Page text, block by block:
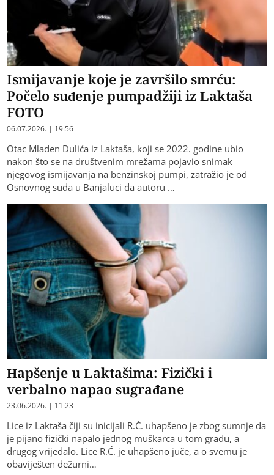
Ismijavanje koje je završilo smrću:
Počelo suđenje pumpadžiji iz Laktaša
FOTO
06.07.2026. | 19:56
Otac Mladen Dulića iz Laktaša, koji se 2022. godine ubio
nakon što se na društvenim mrežama pojavio snimak
njegovog ismijavanja na benzinskoj pumpi, zatražio je od
Osnovnog suda u Banjaluci da autoru …
Hapšenje u Laktašima: Fizički i
verbalno napao sugrađane
23.06.2026. | 11:23
Lice iz Laktaša čiji su inicijali R.Ć. uhapšeno je zbog sumnje da
je pijano fizički napalo jednog muškarca u tom gradu, a
drugog vrijeđalo. Lice R.Ć. je uhapšeno juče, a o svemu je
obaviješten dežurni…